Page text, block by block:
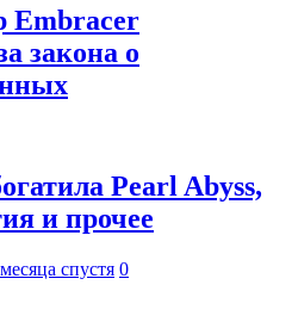
Embracer
закона о
Pearl Abyss,
и прочее
спустя 0